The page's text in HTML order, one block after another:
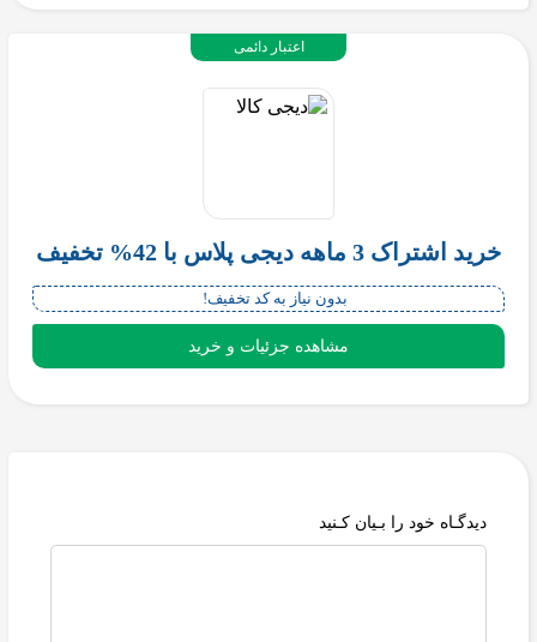
خرید اشتراک 3 ماهه دیجی پلاس با 42% تخفیف
بدون نیاز به کد تخفیف!
مشاهده جزئیات و خرید
اعتبار دائمی
دیدگـاه خود را بـیان کـنید